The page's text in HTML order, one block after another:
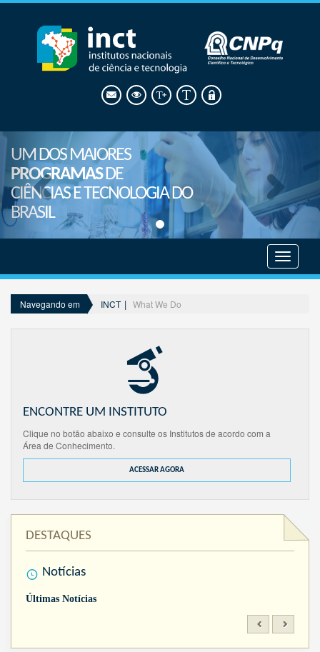
UM DOS MAIORES
PROGRAMASDE
CIÊNCIAS E TECNOLOGIA DO
BRASIL
menu
Navegando em INCT What We Do
ENCONTRE UM INSTITUTO
Clique no botão abaixo e consulte os Institutos de acordo com a
Área de Conhecimento.
ACESSAR AGORA
DESTAQUES
Notícias
Últimas Notícias